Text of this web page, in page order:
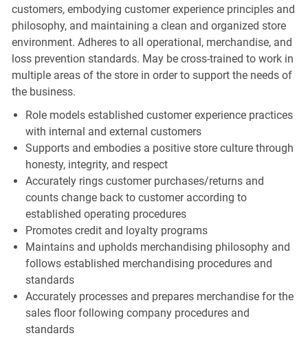
customers, embodying customer experience principles and
philosophy, and maintaining a clean and organized store
environment. Adheres to all operational, merchandise, and
loss prevention standards. May be cross-trained to work in
multiple areas of the store in order to support the needs of
the business.
Role models established customer experience practices
with internal and external customers
Supports and embodies a positive store culture through
honesty, integrity, and respect
Accurately rings customer purchases/returns and
counts change back to customer according to
established operating procedures
Promotes credit and loyalty programs
Maintains and upholds merchandising philosophy and
follows established merchandising procedures and
standards
Accurately processes and prepares merchandise for the
sales floor following company procedures and
standards